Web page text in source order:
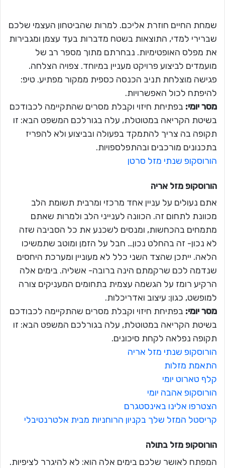
שמחת החיים חוזרת אליכם. למרות שהביטחון העצמי שלכם
שברירי למדי, התוצאות בשטח מדברות בעד עצמן ומגבירות
את מפלס האופטימיות. נבחרתם מתוך מספר רב של
מועמדים לביצוע פרויקט מעניין במיוחד. צפויה הצלחה.
פגישה מוצלחת תניב הכנסה כספית ממקור מפתיע. טיפ:
להיפתח לכול האפשרויות.
מסר יומי: בפתיחת חיזוי וקבלת מסרים שהתקיימה לכבודכם
בשיטת הקריאה במטוטלת, עלה בגורלכם המשפט הבא: זו
תקופה בה צריך להתמקד בפעולה ובביצוע ולא להפריז
בתכנונים מורכבים ובהתפלספויות.
הורוסקופ שנתי מזל סרטן
הורוסקופ מזל אריה
אתם נעולים על עניין אחד מרכזי ומרבית תשומת הלב
מכוונת לתחום זה. הכוונה לענייני הלב ולמרות שאתם
מתמחים בהכחשות, ומנסים לשכנע את כל הסביבה שזה
לא נכון- זה בהחלט נכון… חבל על הזמן ומוטב שתמשיכו
הלאה. ייתכן שהצד השני כלל לא מעוניין ומערכת היחסים
שנדמה לכם שרקמתם הינה ברובה- אשליה. בימים אלה
הרקיע רומז על הגשמה עצמית בתחומים המעניקים צורה
למופשט, כגון: עיצוב ואדריכלות.
מסר יומי: בפתיחת חיזוי וקבלת מסרים שהתקיימה לכבודכם
בשיטת הקריאה במטוטלת, עלה בגורלכם המשפט הבא: זו
תקופה נפלאה לקחת סיכונים.
הורוסקופ שנתי מזל אריה
התאמת מזלות
קלף טארוט יומי
הורוסקופ אהבה יומי
הצטרפו אלינו באינסטגרם
קריסטל המזל שלך בקניון הרוחניות מבית אלטרנטיבלי
הורוסקופ מזל בתולה
המפתח לאושר שלכם בימים אלה הוא: לא להיגרר לציפיות.